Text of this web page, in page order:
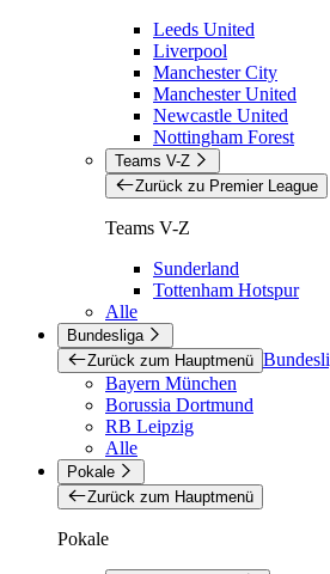
Leeds United
Liverpool
Manchester City
Manchester United
Newcastle United
Nottingham Forest
Teams V-Z
Zurück zu Premier League
Teams V-Z
Sunderland
Tottenham Hotspur
Alle
Bundesliga
Zurück zum Hauptmenü
Bayern München
Borussia Dortmund
RB Leipzig
Alle
Pokale
Zurück zum Hauptmenü
Pokale